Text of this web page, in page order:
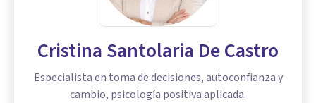
Cristina Santolaria De Castro
Especialista en toma de decisiones, autoconfianza y
cambio, psicología positiva aplicada.